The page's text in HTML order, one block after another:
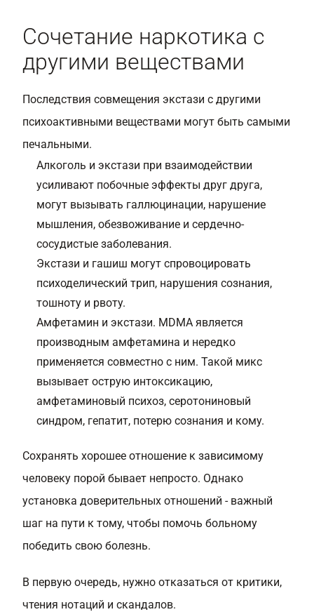
Сочетание наркотика с
другими веществами
Последствия совмещения экстази с другими
психоактивными веществами могут быть самыми
печальными.
Алкоголь и экстази при взаимодействии
усиливают побочные эффекты друг друга,
могут вызывать галлюцинации, нарушение
мышления, обезвоживание и сердечно-
сосудистые заболевания.
Экстази и гашиш могут спровоцировать
психоделический трип, нарушения сознания,
тошноту и рвоту.
Амфетамин и экстази. MDMA является
производным амфетамина и нередко
применяется совместно с ним. Такой микс
вызывает острую интоксикацию,
амфетаминовый психоз, серотониновый
синдром, гепатит, потерю сознания и кому.
Сохранять хорошее отношение к зависимому
человеку порой бывает непросто. Однако
установка доверительных отношений - важный
шаг на пути к тому, чтобы помочь больному
победить свою болезнь.
В первую очередь, нужно отказаться от критики,
чтения нотаций и скандалов.